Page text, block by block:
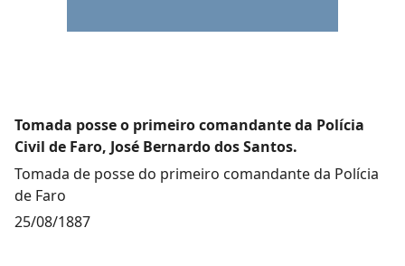
Tomada posse o primeiro comandante da Polícia
Civil de Faro, José Bernardo dos Santos.
Tomada de posse do primeiro comandante da Polícia
de Faro
25/08/1887